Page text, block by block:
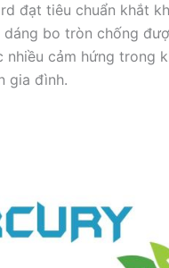
đạt tiêu chuẩn khắt
bo tròn chống
cảm hứng trong
gia đình.